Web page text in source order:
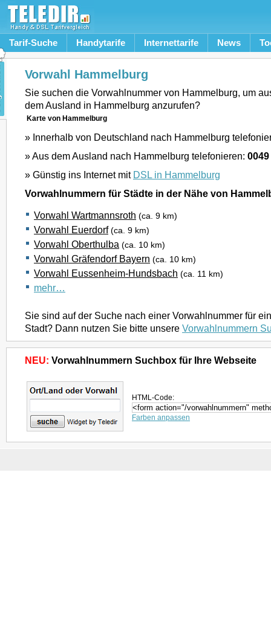
Tarif-Suche Handytarife Internettarife News
Vorwahl Hammelburg
Sie suchen die Vorwahlnummer von Hammelburg, um
dem Ausland in Hammelburg anzurufen?
Karte von Hammelburg
» Innerhalb von Deutschland nach Hammelburg
» Aus dem Ausland nach Hammelburg telefonieren:
» Günstig ins Internet mit DSL in Hammelburg
Vorwahlnummern für Städte in der Nähe von
Vorwahl Wartmannsroth (ca. 9 km)
Vorwahl Euerdorf (ca. 9 km)
Vorwahl Oberthulba (ca. 10 km)
Vorwahl Gräfendorf Bayern (ca. 10 km)
Vorwahl Eussenheim-Hundsbach (ca. 11 km)
mehr…
Sie sind auf der Suche nach einer Vorwahlnummer für
Stadt? Dann nutzen Sie bitte unsere Vorwahlnummern
NEU: Vorwahlnummern Suchbox für Ihre Webseite
HTML-Code:
Farben anpassen